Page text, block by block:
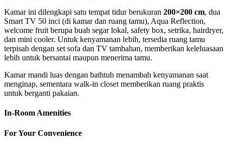
Kamar ini dilengkapi satu tempat tidur berukuran 200×200 cm, dua
Smart TV 50 inci (di kamar dan ruang tamu), Aqua Reflection,
welcome fruit berupa buah segar lokal, safety box, setrika, hairdryer,
dan mini cooler. Untuk kenyamanan lebih, tersedia ruang tamu
terpisah dengan set sofa dan TV tambahan, memberikan keleluasaan
lebih untuk bersantai maupun menerima tamu.
Kamar mandi luas dengan bathtub menambah kenyamanan saat
menginap, sementara walk-in closet memberikan ruang praktis
untuk berganti pakaian.
In-Room Amenities
For Your Convenience